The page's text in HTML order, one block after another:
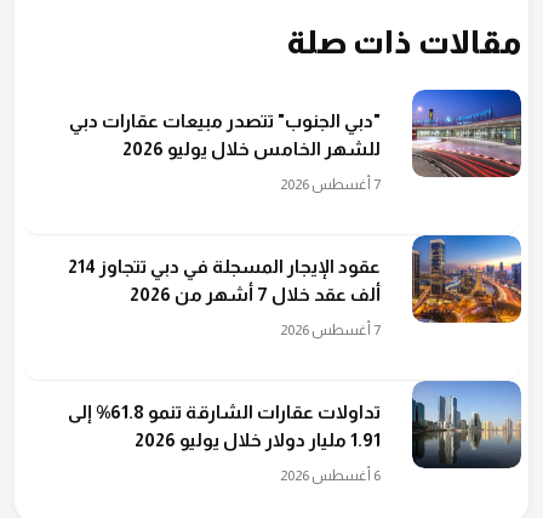
مقالات ذات صلة
"دبي الجنوب" تتصدر مبيعات عقارات دبي
للشهر الخامس خلال يوليو 2026
7 أغسطس 2026
عقود الإيجار المسجلة في دبي تتجاوز 214
ألف عقد خلال 7 أشهر من 2026
7 أغسطس 2026
تداولات عقارات الشارقة تنمو 61.8% إلى
1.91 مليار دولار خلال يوليو 2026
6 أغسطس 2026